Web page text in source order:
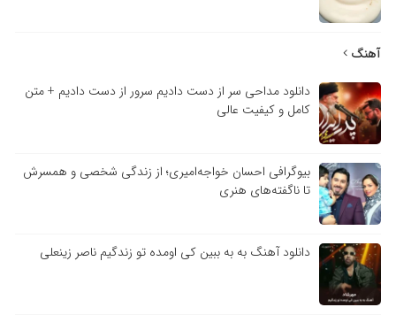
آهنگ
دانلود مداحی سر از دست دادیم سرور از دست دادیم + متن
کامل و کیفیت عالی
بیوگرافی احسان خواجه‌امیری؛ از زندگی شخصی و همسرش
تا ناگفته‌های هنری
دانلود آهنگ به به ببین کی اومده تو زندگیم ناصر زینعلی